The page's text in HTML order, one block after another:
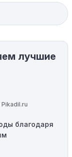
интересующий
Некоторые
напрямую, без
только на
Если вы
на скидку. Если
порогу,
лучшие
благодаря